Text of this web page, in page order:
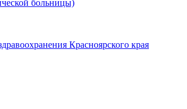
больницы)
Красноярского края